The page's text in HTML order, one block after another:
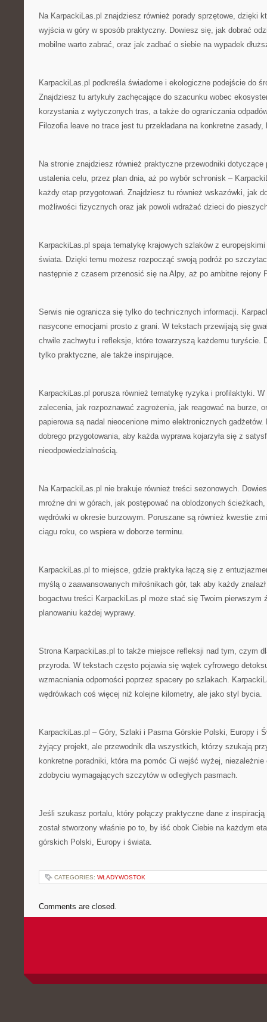
Na KarpackiLas.pl znajdziesz również porady sprzętowe, dzięki
wyjścia w góry w sposób praktyczny. Dowiesz się, jak dobrać
mobilne warto zabrać, oraz jak zadbać o siebie na wypadek
KarpackiLas.pl podkreśla świadome i ekologiczne podejście do
Znajdziesz tu artykuły zachęcające do szacunku wobec
korzystania z wytyczonych tras, a także do ograniczania
Filozofia leave no trace jest tu przekładana na konkretne
Na stronie znajdziesz również praktyczne przewodniki dotyczące
ustalenia celu, przez plan dnia, aż po wybór schronisk –
każdy etap przygotowań. Znajdziesz tu również wskazówki, jak
możliwości fizycznych oraz jak powoli wdrażać dzieci do
KarpackiLas.pl spaja tematykę krajowych szlaków z
świata. Dzięki temu możesz rozpocząć swoją podróż po
następnie z czasem przenosić się na Alpy, aż po ambitne rejony
Serwis nie ogranicza się tylko do technicznych informacji.
nasycone emocjami prosto z grani. W tekstach przewijają się
chwile zachwytu i refleksje, które towarzyszą każdemu turyście.
tylko praktyczne, ale także inspirujące.
KarpackiLas.pl porusza również tematykę ryzyka i profilaktyki. W
zalecenia, jak rozpoznawać zagrożenia, jak reagować na burze,
papierowa są nadal nieocenione mimo elektronicznych
dobrego przygotowania, aby każda wyprawa kojarzyła się z
nieodpowiedzialnością.
Na KarpackiLas.pl nie brakuje również treści sezonowych.
mroźne dni w górach, jak postępować na oblodzonych
wędrówki w okresie burzowym. Poruszane są również kwestie
ciągu roku, co wspiera w doborze terminu.
KarpackiLas.pl to miejsce, gdzie praktyka łączą się z
myślą o zaawansowanych miłośnikach gór, tak aby każdy
bogactwu treści KarpackiLas.pl może stać się Twoim pierwszym
planowaniu każdej wyprawy.
Strona KarpackiLas.pl to także miejsce refleksji nad tym, czym
przyroda. W tekstach często pojawia się wątek cyfrowego
wzmacniania odporności poprzez spacery po szlakach.
wędrówkach coś więcej niż kolejne kilometry, ale jako styl bycia.
KarpackiLas.pl – Góry, Szlaki i Pasma Górskie Polski, Europy i
żyjący projekt, ale przewodnik dla wszystkich, którzy szukają
konkretne poradniki, która ma pomóc Ci wejść wyżej,
zdobyciu wymagających szczytów w odległych pasmach.
Jeśli szukasz portalu, który połączy praktyczne dane z
został stworzony właśnie po to, by iść obok Ciebie na każdym
górskich Polski, Europy i świata.
CATEGORIES: WŁADYWOSTOK
Comments are closed.